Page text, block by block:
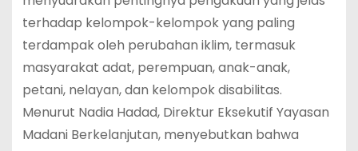
terhadap kelompok-kelompok yang paling
terdampak oleh perubahan iklim, termasuk
masyarakat adat, perempuan, anak-anak,
petani, nelayan, dan kelompok disabilitas.
Menurut Nadia Hadad, Direktur Eksekutif Yayasan
Madani Berkelanjutan, menyebutkan bahwa